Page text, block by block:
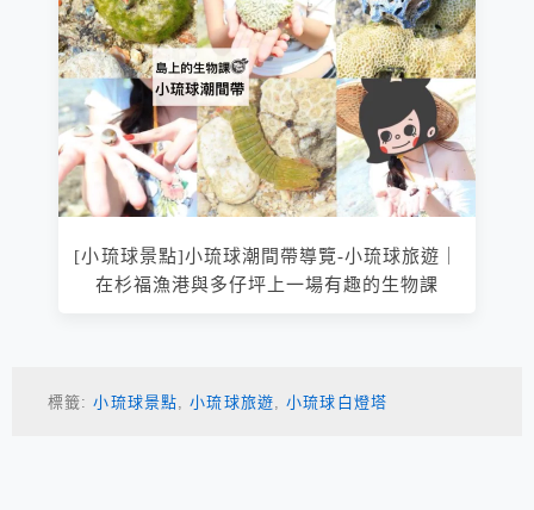
[小琉球景點]小琉球潮間帶導覽-小琉球旅遊｜
在杉福漁港與多仔坪上一場有趣的生物課
標籤:小琉球景點,小琉球旅遊,小琉球白燈塔